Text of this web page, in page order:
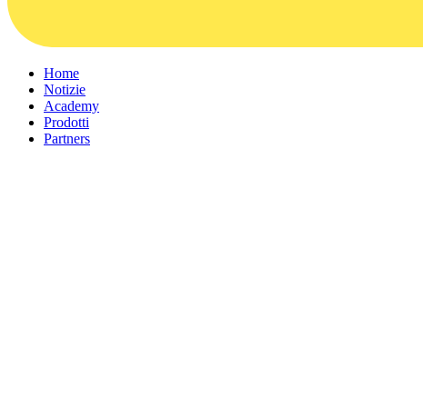
Home
Notizie
Academy
Prodotti
Partners